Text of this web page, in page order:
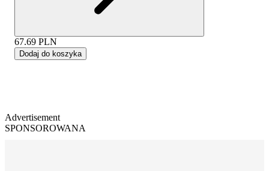
67.69 PLN
Dodaj do koszyka
Advertisement
SPONSOROWANA